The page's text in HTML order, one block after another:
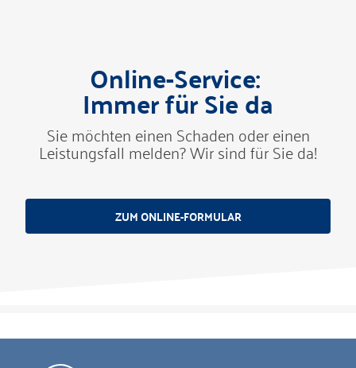
Online-Service:
Immer für Sie da
Sie möchten einen Schaden oder einen
Leistungsfall melden? Wir sind für Sie da!
ZUM ONLINE-FORMULAR